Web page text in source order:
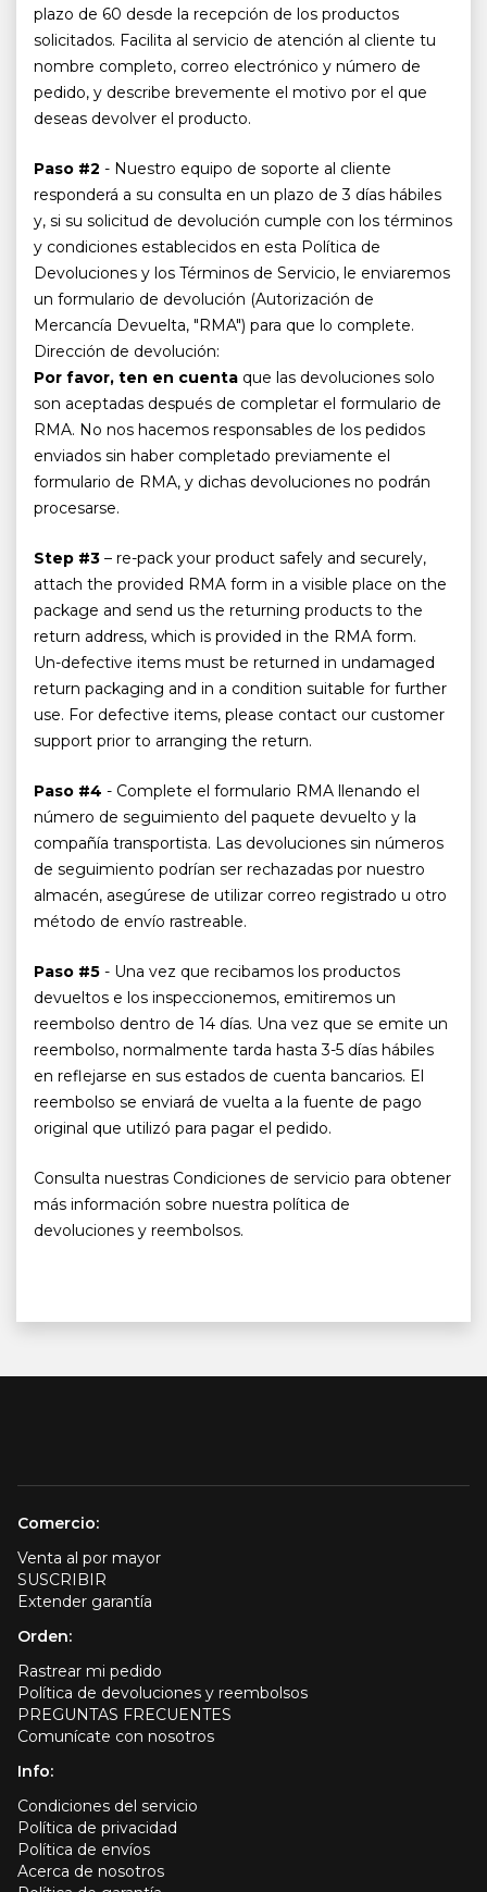
plazo de 60 desde la recepción de los productos
solicitados. Facilita al servicio de atención al cliente tu
nombre completo, correo electrónico y número de
pedido, y describe brevemente el motivo por el que
deseas devolver el producto.
Paso #2 - Nuestro equipo de soporte al cliente
responderá a su consulta en un plazo de 3 días hábiles
y, si su solicitud de devolución cumple con los términos
y condiciones establecidos en esta Política de
Devoluciones y los Términos de Servicio, le enviaremos
un formulario de devolución (Autorización de
Mercancía Devuelta, "RMA") para que lo complete.
Dirección de devolución:
Por favor, ten en cuenta que las devoluciones solo
son aceptadas después de completar el formulario de
RMA. No nos hacemos responsables de los pedidos
enviados sin haber completado previamente el
formulario de RMA, y dichas devoluciones no podrán
procesarse.
Step #3 – re-pack your product safely and securely,
attach the provided RMA form in a visible place on the
package and send us the returning products to the
return address, which is provided in the RMA form.
Un-defective items must be returned in undamaged
return packaging and in a condition suitable for further
use. For defective items, please contact our customer
support prior to arranging the return.
Paso #4 - Complete el formulario RMA llenando el
número de seguimiento del paquete devuelto y la
compañía transportista. Las devoluciones sin números
de seguimiento podrían ser rechazadas por nuestro
almacén, asegúrese de utilizar correo registrado u otro
método de envío rastreable.
Paso #5 - Una vez que recibamos los productos
devueltos e los inspeccionemos, emitiremos un
reembolso dentro de 14 días. Una vez que se emite un
reembolso, normalmente tarda hasta 3-5 días hábiles
en reflejarse en sus estados de cuenta bancarios. El
reembolso se enviará de vuelta a la fuente de pago
original que utilizó para pagar el pedido.
Consulta nuestras Condiciones de servicio para obtener
más información sobre nuestra política de
devoluciones y reembolsos.
Comercio:
Venta al por mayor
SUSCRIBIR
Extender garantía
Orden:
Rastrear mi pedido
Política de devoluciones y reembolsos
PREGUNTAS FRECUENTES
Comunícate con nosotros
Info:
Condiciones del servicio
Política de privacidad
Política de envíos
Acerca de nosotros